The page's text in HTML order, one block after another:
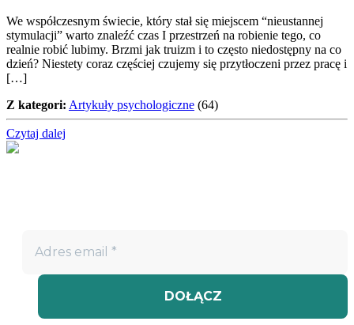
We współczesnym świecie, który stał się miejscem “nieustannej
stymulacji” warto znaleźć czas I przestrzeń na robienie tego, co
realnie robić lubimy. Brzmi jak truizm i to często niedostępny na co
dzień? Niestety coraz częściej czujemy się przytłoczeni przez pracę i
[…]
Z kategori: Artykuły psychologiczne (64)
Czytaj dalej